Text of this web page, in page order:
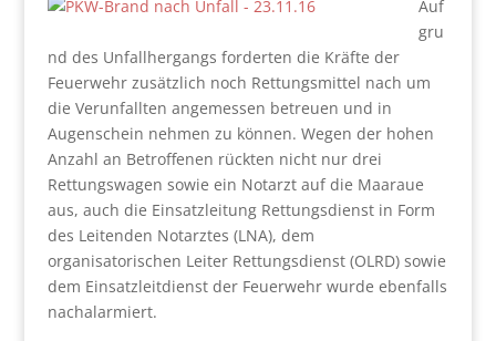
Auf
gru
nd des Unfallhergangs forderten die Kräfte der
Feuerwehr zusätzlich noch Rettungsmittel nach um
die Verunfallten angemessen betreuen und in
Augenschein nehmen zu können. Wegen der hohen
Anzahl an Betroffenen rückten nicht nur drei
Rettungswagen sowie ein Notarzt auf die Maaraue
aus, auch die Einsatzleitung Rettungsdienst in Form
des Leitenden Notarztes (LNA), dem
organisatorischen Leiter Rettungsdienst (OLRD) sowie
dem Einsatzleitdienst der Feuerwehr wurde ebenfalls
nachalarmiert.